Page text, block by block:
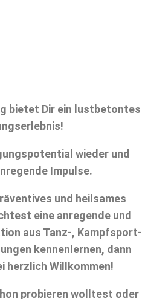
bietet Dir ein lustbetontes
wieder und
Impulse.
und heilsames
eine anregende und
aus Tanz-, Kampfsport-
kennenlernen, dann
herzlich Willkommen!
probieren wolltest oder